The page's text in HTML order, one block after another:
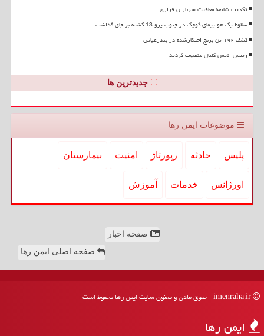
تکذیب شایعه معافیت سربازان فراری
سقوط یک هواپیمای کوچک در جنوب پرو 13 کشته بر جای گذاشت
کشف ۱۹۲ تن برنج احتکارشده در بندرعباس
رییس انجمن گلبال منصوب گردید
جدیدترین ها
موضوعات ایمن رها
پلیس حادثه رپورتاژ امنیت بیمارستان
اورژانس خدمات آموزش
صفحه اخبار
صفحه اصلی ایمن رها
ایمن رها